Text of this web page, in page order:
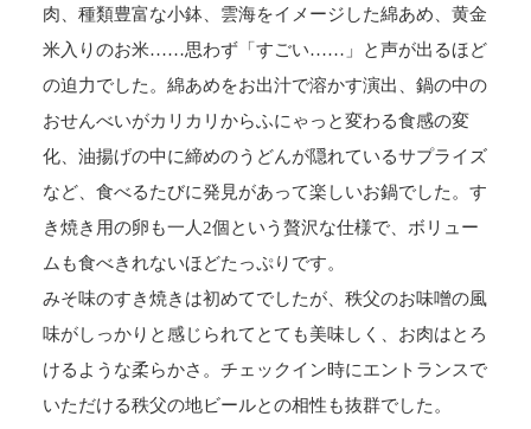
肉、種類豊富な小鉢、雲海をイメージした綿あめ、黄金
米入りのお米……思わず「すごい……」と声が出るほど
の迫力でした。綿あめをお出汁で溶かす演出、鍋の中の
おせんべいがカリカリからふにゃっと変わる食感の変
化、油揚げの中に締めのうどんが隠れているサプライズ
など、食べるたびに発見があって楽しいお鍋でした。す
き焼き用の卵も一人2個という贅沢な仕様で、ボリュー
ムも食べきれないほどたっぷりです。
みそ味のすき焼きは初めてでしたが、秩父のお味噌の風
味がしっかりと感じられてとても美味しく、お肉はとろ
けるような柔らかさ。チェックイン時にエントランスで
いただける秩父の地ビールとの相性も抜群でした。